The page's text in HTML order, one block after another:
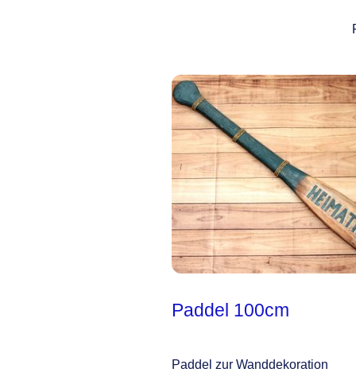
Paddel 100cm
Paddel zur Wanddekoration